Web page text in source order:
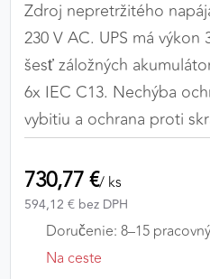
Zdroj nepretržitého
230 V AC. UPS má výkon
šesť záložných
6x IEC C13. Nechýba
vybitiu a ochrana proti
730,77 €/ ks
594,12 € bez DPH
Doručenie: 8–15
Na ceste
PREFERENČNÉ
Preferenčné cookies
vašich individuálnych
napríklad zvolený jazyk,
personalizovanejšie a
webovej stránky.